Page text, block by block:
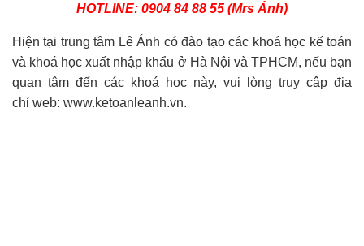
HOTLINE: 0904 84 88 55 (Mrs Ánh)
Hiện tại trung tâm Lê Ánh có đào tạo các khoá học kế toán
và khoá học xuất nhập khẩu ở Hà Nội và TPHCM, nếu bạn
quan tâm đến các khoá học này, vui lòng truy cập địa
chỉ web: www.ketoanleanh.vn.